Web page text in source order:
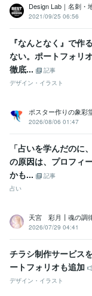
Design Lab｜名刺・
2021/09/25 06:56
『なんとなく』で作
ない。ポートフォリ
徹底...
記事
デザイン・イラスト
ポスター作りの象彩
2026/08/06 01:47
「占いを学んだの
の原因は、プロフィ
かも...
記事
占い
天宮 彩月┃魂の調
2026/07/29 04:41
チラシ制作サービス
ートフォリオも追加
デザイン・イラスト